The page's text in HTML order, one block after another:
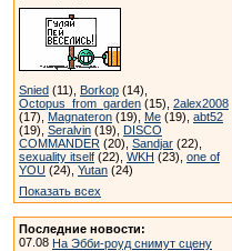
Snied (11), Borkop (14),
Octopus_from_garden (15), 2alex2008
(17), Magnateron (19), Me (19), abt52
(19), Seralvin (19), DISCO
COMMANDER (20), Sandjar (22),
sexuality itself (22), WKH (23), one of
YOU (24), Yutan (24)
Показать всех
Последние новости:
07.08 На Эбби-роуд снимут сцену